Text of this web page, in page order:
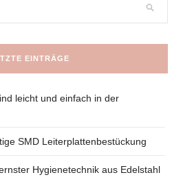
EINTRÄGE
leicht und einfach in der
SMD Leiterplattenbestückung
Hygienetechnik aus Edelstahl